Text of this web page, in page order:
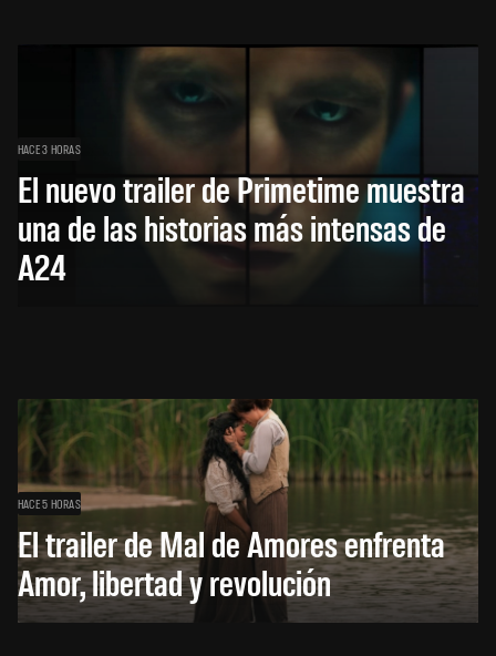
HACE 3 HORAS
El nuevo trailer de Primetime muestra
una de las historias más intensas de
A24
HACE 5 HORAS
El trailer de Mal de Amores enfrenta
Amor, libertad y revolución